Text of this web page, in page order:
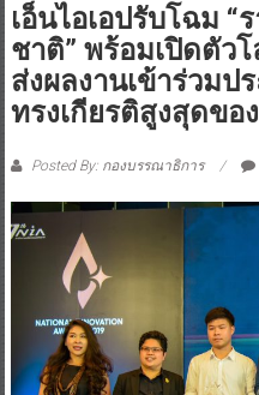
เอ็นไอเอปรับโฉม
ชาติ” พร้อมเปิดตัว
ส่งผลงานเข้าร่วมป
ทรงเกียรติสูงสุดขอ
Posted By: กองบรรณาธิการ